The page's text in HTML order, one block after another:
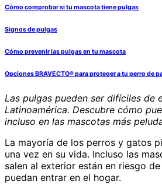
Cómo comprobar si tu mascota tiene pulgas
Signos de pulgas
Cómo prevenir las pulgas en tu mascota
Opciones BRAVECTO® para proteger a tu perro de
Las pulgas pueden ser difíciles de
Latinoamérica. Descubre cómo
incluso en las mascotas más
La mayoría de los perros y gatos
una vez en su vida. Incluso las
salen al exterior están en riesgo
puedan entrar en el hogar.